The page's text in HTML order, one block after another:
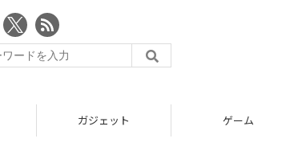
ガジェット ゲーム